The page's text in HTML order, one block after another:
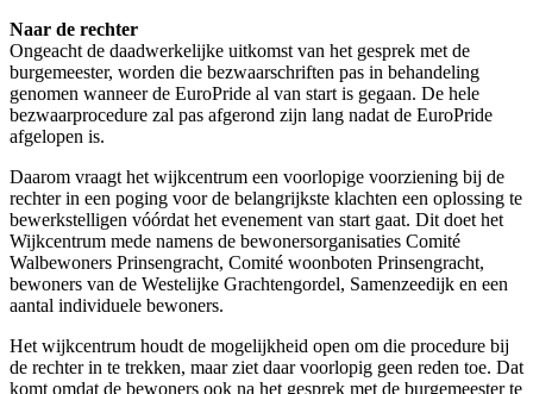
Naar de rechter
Ongeacht de daadwerkelijke uitkomst van het gesprek met de
burgemeester, worden die bezwaarschriften pas in behandeling
genomen wanneer de EuroPride al van start is gegaan. De hele
bezwaarprocedure zal pas afgerond zijn lang nadat de EuroPride
afgelopen is.
Daarom vraagt het wijkcentrum een voorlopige voorziening bij de
rechter in een poging voor de belangrijkste klachten een oplossing te
bewerkstelligen vóórdat het evenement van start gaat. Dit doet het
Wijkcentrum mede namens de bewonersorganisaties Comité
Walbewoners Prinsengracht, Comité woonboten Prinsengracht,
bewoners van de Westelijke Grachtengordel, Samenzeedijk en een
aantal individuele bewoners.
Het wijkcentrum houdt de mogelijkheid open om die procedure bij
de rechter in te trekken, maar ziet daar voorlopig geen reden toe. Dat
komt omdat de bewoners ook na het gesprek met de burgemeester te